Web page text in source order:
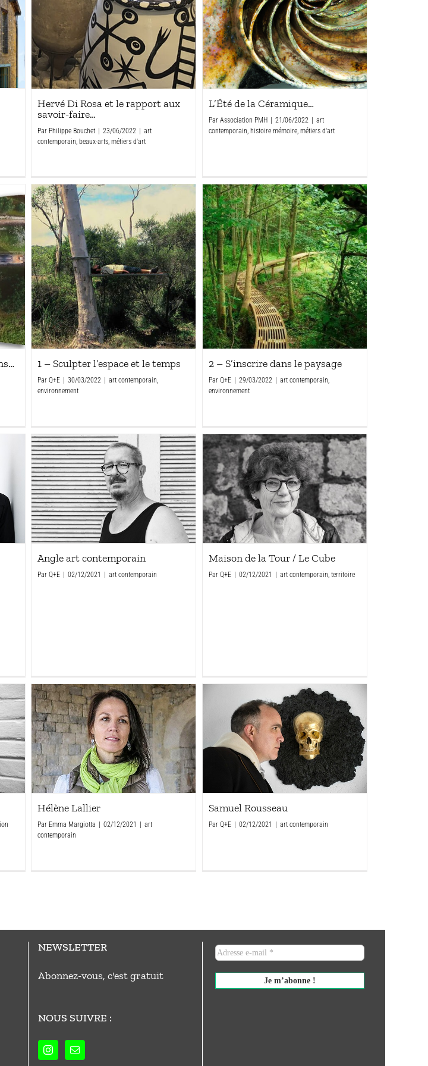
Hervé Di Rosa et le rapport aux
savoir-faire…
Par Philippe Bouchet | 23/06/2022 | art
contemporain beaux-arts métiers d'art
L’Été de la Céramique…
Par Association PMH | 21/06/2022 | art
contemporain histoire mémoire métiers d'art
1 – Sculpter l’espace et le temps
Par Q+E | 30/03/2022 | art contemporain
environnement
2 – S’inscrire dans le paysage
Par Q+E | 29/03/2022 | art contemporain
environnement
Angle art contemporain
Par Q+E 02/12/2021 art contemporain
Maison de la Tour / Le Cube
Par Q+E 02/12/2021 art contemporain, territoire
Hélène Lallier
Par Emma Margiotta 02/12/2021
art
contemporain
Samuel Rousseau
Par Q+E 02/12/2021 art contemporain
NEWSLETTER
Abonnez-vous, c'est gratuit
NOUS SUIVRE :